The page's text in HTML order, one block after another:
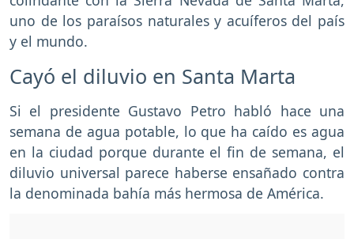
uno de los paraísos naturales y acuíferos del país
y el mundo.
Cayó el diluvio en Santa Marta
Si el presidente Gustavo Petro habló hace una
semana de agua potable, lo que ha caído es agua
en la ciudad porque durante el fin de semana, el
diluvio universal parece haberse ensañado contra
la denominada bahía más hermosa de América.